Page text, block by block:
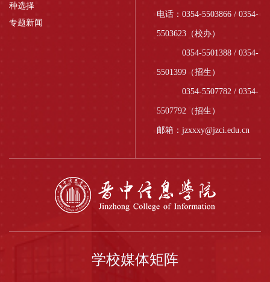
种选择
专题新闻
电话：0354-5503866 / 0354-
5503623（校办）
0354-5501388 / 0354-
5501399（招生）
0354-5507782 / 0354-
5507792（招生）
邮箱：jzxxxy@jzci.edu.cn
学校媒体矩阵